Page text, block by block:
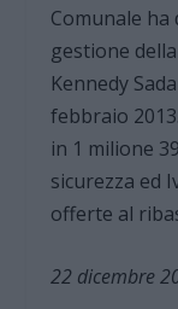
Comunale
gestione
Kennedy
febbraio
in 1 milione
sicurezza ed
offerte al
22 dicembre